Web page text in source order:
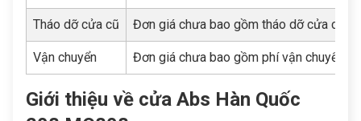
Tháo dỡ cửa cũ Đơn giá chưa bao gồm tháo dỡ cửa cũ.
Vận chuyển Đơn giá chưa bao gồm phí vận chuyển
Giới thiệu về cửa Abs Hàn Quốc